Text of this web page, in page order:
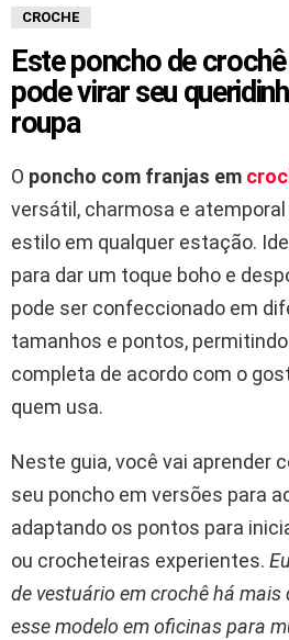
CROCHE
Este poncho de
pode virar seu
roupa
O poncho com franjas em
versátil, charmosa e
estilo em qualquer estação.
para dar um toque boho e
pode ser confeccionado em
tamanhos e pontos,
completa de acordo com o
quem usa.
Neste guia, você vai aprender
seu poncho em versões para
adaptando os pontos para
ou crocheteiras experientes.
de vestuário em crochê há mais
esse modelo em oficinas para